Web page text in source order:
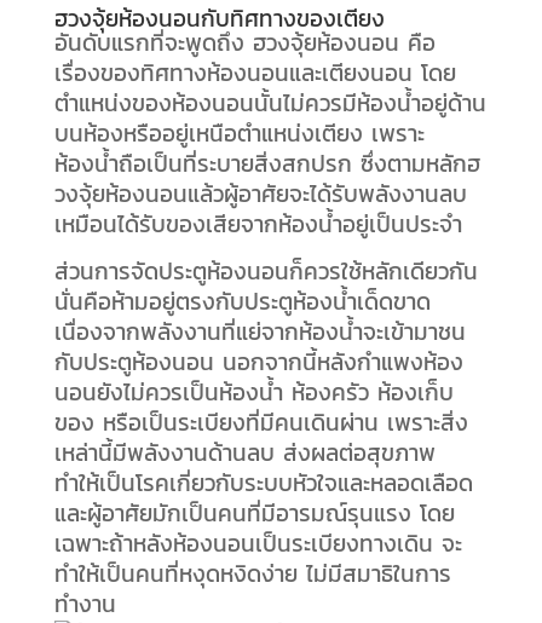
ฮวงจุ้ยห้องนอนกับทิศทางของเตียง
อันดับแรกที่จะพูดถึง ฮวงจุ้ยห้องนอน คือ
เรื่องของทิศทางห้องนอนและเตียงนอน โดย
ตำแหน่งของห้องนอนนั้นไม่ควรมีห้องน้ำอยู่ด้าน
บนห้องหรืออยู่เหนือตำแหน่งเตียง เพราะ
ห้องน้ำถือเป็นที่ระบายสิ่งสกปรก ซึ่งตามหลักฮ
วงจุ้ยห้องนอนแล้วผู้อาศัยจะได้รับพลังงานลบ
เหมือนได้รับของเสียจากห้องน้ำอยู่เป็นประจำ
ส่วนการจัดประตูห้องนอนก็ควรใช้หลักเดียวกัน
นั่นคือห้ามอยู่ตรงกับประตูห้องน้ำเด็ดขาด
เนื่องจากพลังงานที่แย่จากห้องน้ำจะเข้ามาชน
กับประตูห้องนอน นอกจากนี้หลังกำแพงห้อง
นอนยังไม่ควรเป็นห้องน้ำ ห้องครัว ห้องเก็บ
ของ หรือเป็นระเบียงที่มีคนเดินผ่าน เพราะสิ่ง
เหล่านี้มีพลังงานด้านลบ ส่งผลต่อสุขภาพ
ทำให้เป็นโรคเกี่ยวกับระบบหัวใจและหลอดเลือด
และผู้อาศัยมักเป็นคนที่มีอารมณ์รุนแรง โดย
เฉพาะถ้าหลังห้องนอนเป็นระเบียงทางเดิน จะ
ทำให้เป็นคนที่หงุดหงิดง่าย ไม่มีสมาธิในการ
ทำงาน